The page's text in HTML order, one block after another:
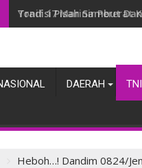
Yonif 17 Marinir Pererat
DAERAH
Heboh…! Dandim 0824/